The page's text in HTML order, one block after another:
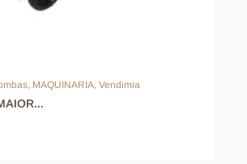
, MAQUINARIA, Vendimia